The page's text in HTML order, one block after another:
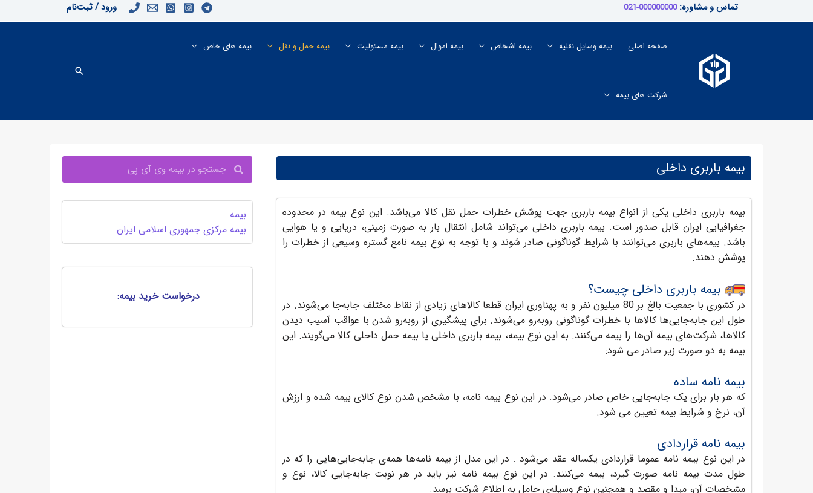
به
تماس و مشاوره:000000000-021 ورود / ثبت‌نام
صفحه اصلی بیمه وسایل نقلیه بیمه اشخاص بیمه اموال بیمه مسئولیت بیمه حمل و نقل بیمه های خاص
شرکت های بیمه
جستجو
بیمه باربری داخلی
بیمه باربری داخلی یکی از انواع بیمه باربری جهت پوشش خطرات حمل نقل کالا می‌باشد. این نوع بیمه در محدوده
جغرافیایی ایران قابل صدور است. بیمه باربری داخلی می‌تواند شامل انتقال بار به صورت زمینی، دریایی و یا هوایی
باشد. بیمه‌های باربری می‌توانند با شرایط گوناگونی صادر شوند و با توجه به نوع بیمه نامع گستره وسیعی از خطرات را
پوشش دهند.
بیمه باربری داخلی چیست؟
در کشوری با جمعیت بالغ بر 80 میلیون نفر و به پهناوری ایران قطعا کالاهای زیادی از نقاط مختلف جابه‌جا می‌شوند. در
طول این جابه‌جایی‌ها کالاها با خطرات گوناگونی روبه‌رو می‌شوند. برای پیشگیری از روبه‌رو شدن با عواقب آسیب دیدن
کالاها، شرکت‌های بیمه آن‌‌ها را بیمه می‌کنند. به این نوع بیمه، بیمه باربری داخلی یا بیمه حمل داخلی کالا می‌گویند. این
بیمه به دو صورت زیر صادر می شود:
بیمه نامه ساده
که هر بار برای یک جابه‌جایی خاص صادر می‌شود. در این نوع بیمه نامه، با مشخص شدن نوع کالای بیمه شده و ارزش
آن، نرخ و شرایط بیمه تعیین می شود.
بیمه نامه قراردادی
در این نوع بیمه نامه عموما قراردادی یکساله عقد می‌شود . در این مدل از بیمه نامه‌ها همه‌ی جابه‌جایی‌هایی را که در
طول مدت بیمه نامه صورت گیرد، بیمه می‌کنند. در این نوع بیمه نامه نیز باید در هر نوبت جابه‌جایی کالا، نوع و
مشخصات آن، مبدا و مقصد و همچنین نوع وسیله‌ی حامل به اطلاع شرکت برسد.
جستجو
بیمه
بیمه مرکزی جمهوری اسلامی ایران
درخواست خرید بیمه: